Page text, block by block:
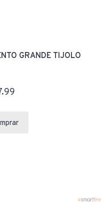
GRANDE TIJOLO